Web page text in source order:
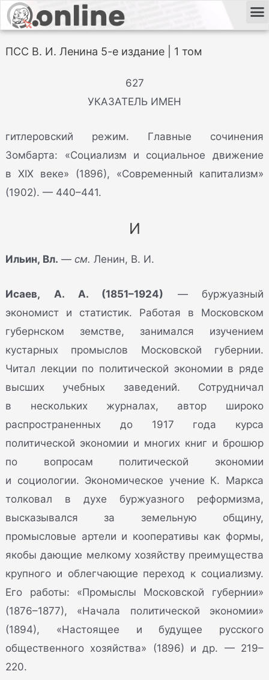
ПСС В. И. Ленина 5-е издание | 1 том
627
УКАЗАТЕЛЬ ИМЕН
гитлеровский режим. Главные сочинения
Зомбарта: «Социализм и социальное движение
в XIX веке» (1896), «Современный капитализм»
(1902). — 440–441.
И
Ильин, Вл. —см. Ленин, В. И.
Исаев, А. А. (1851–1924) — буржуазный
экономист и статистик. Работая в Московском
губернском земстве, занимался изучением
кустарных промыслов Московской губернии.
Читал лекции по политической экономии в ряде
высших учебных заведений. Сотрудничал
в нескольких журналах, автор широко
распространенных до 1917 года курса
политической экономии и многих книг и брошюр
по вопросам политической экономии
и социологии. Экономическое учение К. Маркса
толковал в духе буржуазного реформизма,
высказывался за земельную общину,
промысловые артели и кооперативы как формы,
якобы дающие мелкому хозяйству преимущества
крупного и облегчающие переход к социализму.
Его работы: «Промыслы Московской губернии»
(1876–1877), «Начала политической экономии»
(1894), «Настоящее и будущее русского
общественного хозяйства» (1896) и др. — 219–
220.